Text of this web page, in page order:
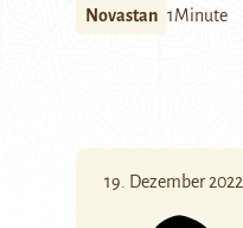
Novastan 1Minute
19. Dezember 2022